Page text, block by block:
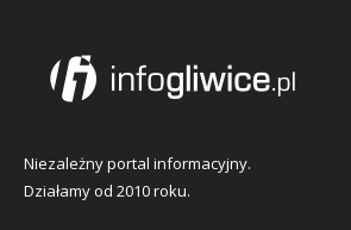
Niezależny portal informacyjny.
Działamy od 2010 roku.